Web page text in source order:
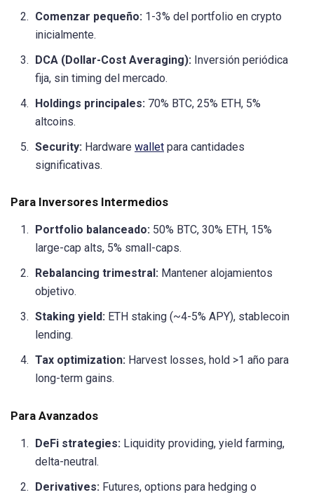
Comenzar pequeño: 1-3% del portfolio en crypto
inicialmente.
DCA (Dollar-Cost Averaging): Inversión periódica
fija, sin timing del mercado.
Holdings principales: 70% BTC, 25% ETH, 5%
altcoins.
Security: Hardware wallet para cantidades
significativas.
Para Inversores Intermedios
Portfolio balanceado: 50% BTC, 30% ETH, 15%
large-cap alts, 5% small-caps.
Rebalancing trimestral: Mantener alojamientos
objetivo.
Staking yield: ETH staking (~4-5% APY), stablecoin
lending.
Tax optimization: Harvest losses, hold >1 año para
long-term gains.
Para Avanzados
DeFi strategies: Liquidity providing, yield farming,
delta-neutral.
Derivatives: Futures, options para hedging o